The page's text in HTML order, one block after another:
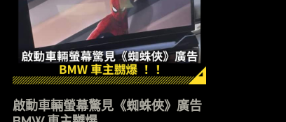
啟動車輛螢幕驚見《蜘蛛俠》廣告